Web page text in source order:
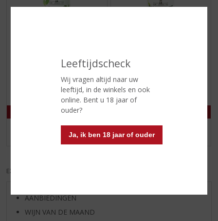
Leeftijdscheck
Wij vragen altijd naar uw
leeftijd, in de winkels en ook
online. Bent u 18 jaar of
ouder?
Ja, ik ben 18 jaar of ouder
25 CL
Sir. James 101 Mojito
Sir. James 101
Passionfruit Martini
MEER INFO
EXCL. BTW
AANBIEDINGEN
WIJN VAN DE MAAND